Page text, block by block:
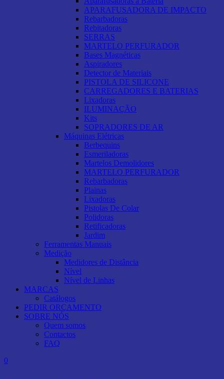
APARAFUSADORA DE IMPACTO
Rebarbadoras
Rebitadoras
SERRAS
MARTELO PERFURADOR
Bases Magnéticas
Aspiradores
Detector de Materiais
PISTOLA DE SILICONE
CARREGADORES E BATERIAS
Lixadoras
ILUMINAÇÃO
Kits
SOPRADORES DE AR
Máquinas Elétricas
Berbequins
Esmeriladoras
Martelos Demolidores
MARTELO PERFURADOR
Rebarbadoras
Plainas
Lixadoras
Pistolas De Colar
Polidoras
Retificadoras
Jardim
Ferramentas Manuais
Medição
Medidores de Distância
Nível
Nível de Linhas
MARCAS
Catálogos
PEDIR ORÇAMENTO
SOBRE NÓS
Quem somos
Contactos
FAQ
0